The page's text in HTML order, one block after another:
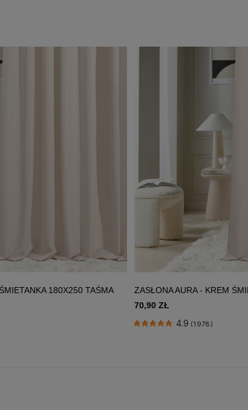
180X250 TAŚMA
ZASŁONA AURA - KREM
70,90 ZŁ
4.9 (1978)